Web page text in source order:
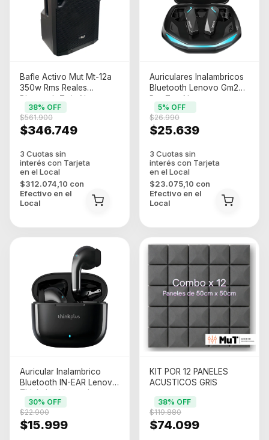
Bafle Activo Mut Mt-12a
350w Rms Reales
Bluetooth Twin Negro
$346.749
$561.900
38% OFF
$312.074,10 con
Efectivo en el
Local
Auriculares Inalambricos
Bluetooth Lenovo Gm2
Pro Tws Negro
$25.639
$26.990
5% OFF
$23.075,10 con
Efectivo en el
Local
Auricular Inalambrico
Bluetooth IN-EAR Lenovo
Thinkplus Livepods
Lp40pro Negro
$15.999
$22.900
30% OFF
KIT POR 12 PANELES
ACUSTICOS GRIS
$74.099
$119.880
38% OFF